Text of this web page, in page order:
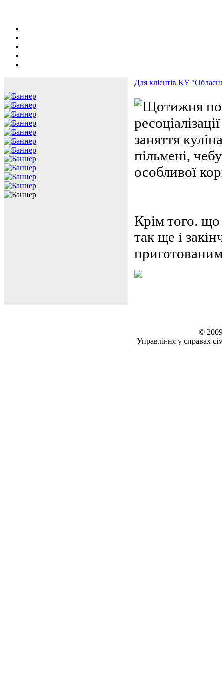
Для клієнтів КУ
Щотижня по
заняття
пільмені,
особливої
Крім того. що
так ще і
©
Управління у справах